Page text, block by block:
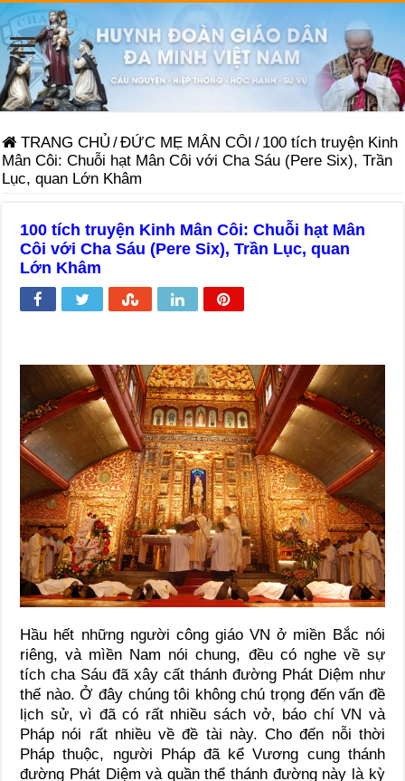
TRANG CHỦ /ĐỨC MẸ MÂN CÔI / 100 tích truyện Kinh
Mân Côi: Chuỗi hạt Mân Côi với Cha Sáu (Pere Six), Trần
Lục, quan Lớn Khâm
100 tích truyện Kinh Mân Côi: Chuỗi hạt Mân
Côi với Cha Sáu (Pere Six), Trần Lục, quan
Lớn Khâm
Hầu hết những người công giáo VN ở miền Bắc nói
riêng, và mìền Nam nói chung, đều có nghe về sự
tích cha Sáu đã xây cất thánh đường Phát Diệm như
thế nào. Ở đây chúng tôi không chú trọng đến vấn đề
lịch sử, vì đã có rất nhiều sách vở, báo chí VN và
Pháp nói rất nhiều về đề tài này. Cho đến nỗi thời
Pháp thuộc, người Pháp đã kể Vương cung thánh
đường Phát Diệm và quần thể thánh đường này là kỳ